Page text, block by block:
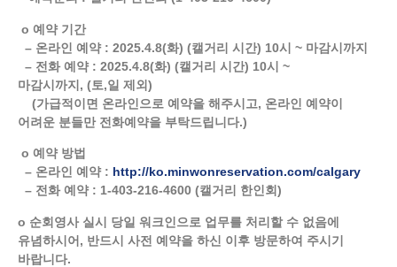
o 예약 기간
– 온라인 예약 : 2025.4.8(화) (캘거리 시간) 10시 ~ 마감시까지
– 전화 예약 : 2025.4.8(화) (캘거리 시간) 10시 ~
마감시까지, (토,일 제외)
(가급적이면 온라인으로 예약을 해주시고, 온라인 예약이
어려운 분들만 전화예약을 부탁드립니다.)
o 예약 방법
– 온라인 예약 : http://ko.minwonreservation.com/calgary
– 전화 예약 : 1-403-216-4600 (캘거리 한인회)
o 순회영사 실시 당일 워크인으로 업무를 처리할 수 없음에
유념하시어, 반드시 사전 예약을 하신 이후 방문하여 주시기
바랍니다.